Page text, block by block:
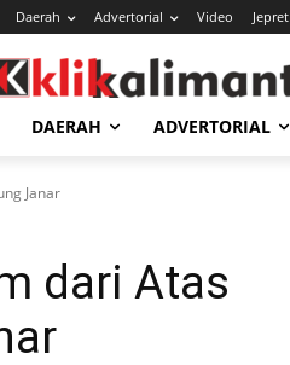
Daerah Advertorial Video Jepret
DAERAH ADVERTORIAL
Janar
dari Atas